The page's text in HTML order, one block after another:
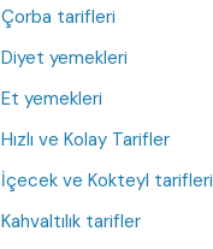
Çorba tarifleri
Diyet yemekleri
Et yemekleri
Hızlı ve Kolay Tarifler
İçecek ve Kokteyl tarifleri
Kahvaltılık tarifler